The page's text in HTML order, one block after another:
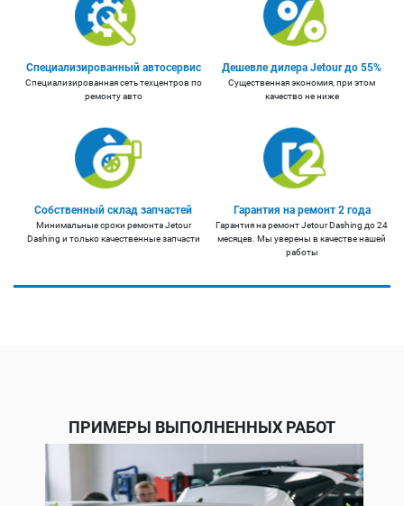
Специализированный автосервис
Специализированная сеть техцентров по
ремонту авто
Дешевле дилера Jetour до 55%
Существенная экономия, при этом
качество не ниже
Собственный склад запчастей
Минимальные сроки ремонта Jetour
Dashing и только качественные запчасти
Гарантия на ремонт 2 года
Гарантия на ремонт Jetour Dashing до 24
месяцев. Мы уверены в качестве нашей
работы
ПРИМЕРЫ ВЫПОЛНЕННЫХ РАБОТ